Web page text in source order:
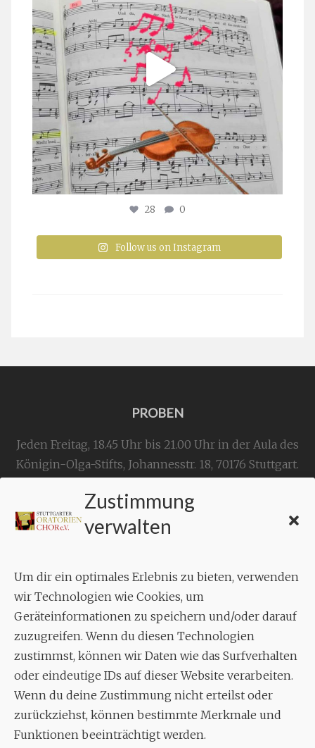
Zustimmung
verwalten
Um dir ein optimales Erlebnis zu bieten, verwenden
wir Technologien wie Cookies, um
Geräteinformationen zu speichern und/oder darauf
zuzugreifen. Wenn du diesen Technologien
zustimmst, können wir Daten wie das Surfverhalten
oder eindeutige IDs auf dieser Website verarbeiten.
Wenn du deine Zustimmung nicht erteilst oder
zurückziehst, können bestimmte Merkmale und
Funktionen beeinträchtigt werden.
28 0
Follow us on Instagram
PROBEN
Jeden Freitag, 18.45 Uhr bis 21.00 Uhr in der Aula des
Königin-Olga-Stifts, Johannesstr. 18, 70176 Stuttgart.
KONTAKT
Geschäftsstelle:
Aixheimer Str. 18
70619 Stuttgart
MUSIK
Musikalischer Leiter:
Enrico Trummer
Tel.+49 (0)177 / 34 23 57 1
Facebook
TwitterYouTube